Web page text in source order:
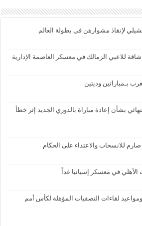
لإنقاذ مشوارهن في بطولة العالم
شاقة للاعبي الزمالك في معسكر العاصمة الإدارية
بـمباراتين وديتين
بشأن إعادة مباراة بالدوري الجديد إثر خطأ
للانسحاب والاعتداء على الحكام
الأهلي في معسكر إسبانيا غداً
لقاءات التصفيات المؤهلة لكأس أمم